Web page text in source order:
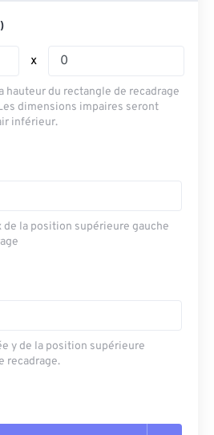
x
hauteur du rectangle de recadrage
dimensions impaires seront
inférieur.
de la position supérieure gauche
y de la position supérieure
recadrage.